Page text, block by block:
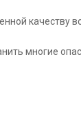
качеству
многие